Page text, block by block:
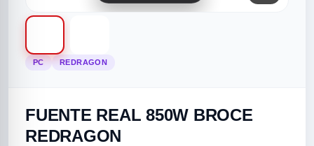
categorias
PC REDRAGON
FUENTE REAL 850W BROCE
REDRAGON